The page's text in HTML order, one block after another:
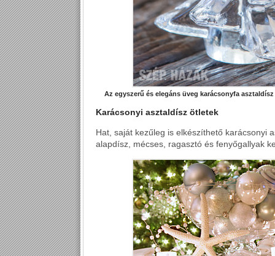
Az egyszerű és elegáns üveg karácsonyfa
Karácsonyi asztaldísz ötletek
Hat, saját kezűleg is elkészíthető karácsonyi
alapdísz, mécses, ragasztó és fenyőgallyak